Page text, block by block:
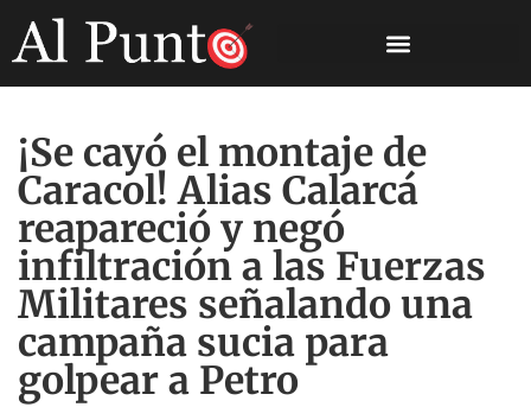
¡Se cayó el montaje de
Caracol! Alias Calarcá
reapareció y negó
infiltración a las Fuerzas
Militares señalando una
campaña sucia para
golpear a Petro